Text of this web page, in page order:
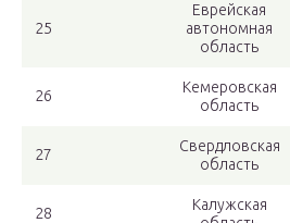
25
Еврейская
автономная
область
26
Кемеровская
область
27
Свердловская
область
28
Калужская